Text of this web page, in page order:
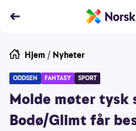
Hjem / Nyheter
ODDSEN FANTASY SPORT
Molde møter tysk
Bodø/Glimt får